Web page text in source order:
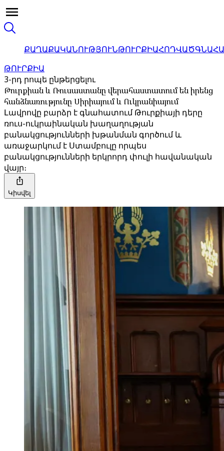
ՔԱՂԱՔԱԿԱՆՈՒԹՅՈՒՆԹՈՒՐՔԻԱՀՈԴՎԱԾ
ԹՈՒՐՔԻԱ
3-րդ րոպե ընթերցելու
Թուրքիան և Ռուսաստանը վերահաստատում են իրենց
հանձնառությունը Սիրիայում և Ուկրանիայում
Լավրովը բարձր է գնահատում Թուրքիայի դերը
ռուս-ուկրաինական խաղաղության
բանակցությունների խթանման գործում և
առաջարկում է Ստամբուլը որպես
բանակցությունների երկրորդ փուլի հավանական
վայր։
Կիսվել